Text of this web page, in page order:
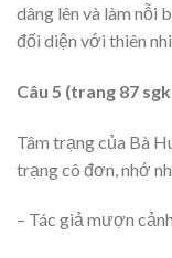
dâng lên và làm nỗi
đối diện với thiên
Câu 5 (trang 87
Tâm trạng của Bà
trạng cô đơn, nhớ
– Tác giả mượn